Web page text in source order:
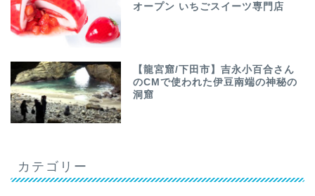
オープン いちごスイーツ専門店
【龍宮窟/下田市】吉永小百合さん
のCMで使われた伊豆南端の神秘の
洞窟
カテゴリー